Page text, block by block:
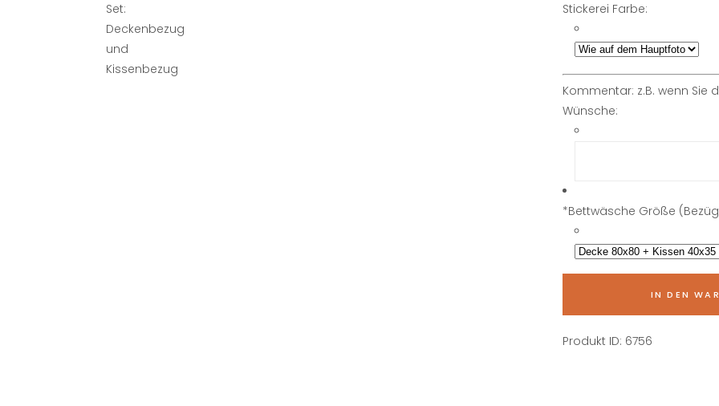
Stickerei Farbe:
Kommentar: z.B. wenn
Wünsche:
*Bettwäsche Größe
IN DEN
Produkt ID: 6756